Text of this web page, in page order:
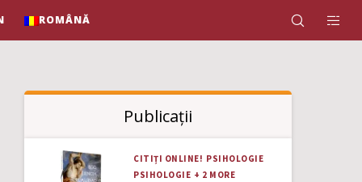
ROMÂNĂ
Publicații
CITIȚI ONLINE! PSIHOLOGIE
PSIHOLOGIE + 2 MORE